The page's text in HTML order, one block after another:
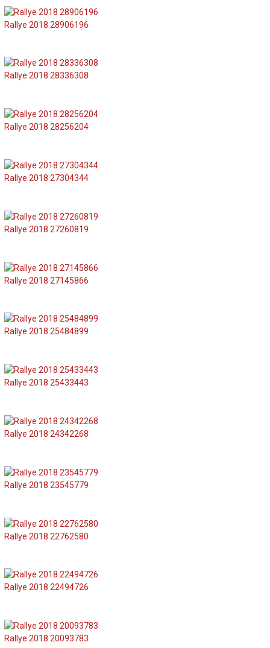
Rallye 2018 28906196
Rallye 2018 28336308
Rallye 2018 28256204
Rallye 2018 27304344
Rallye 2018 27260819
Rallye 2018 27145866
Rallye 2018 25484899
Rallye 2018 25433443
Rallye 2018 24342268
Rallye 2018 23545779
Rallye 2018 22762580
Rallye 2018 22494726
Rallye 2018 20093783